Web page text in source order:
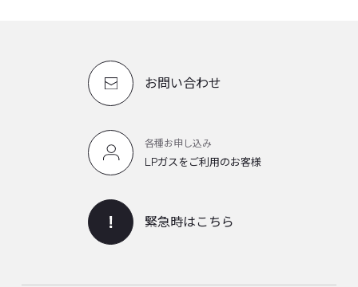
お問い合わせ
各種お申し込み
LPガスをご利用のお客様
緊急時はこちら